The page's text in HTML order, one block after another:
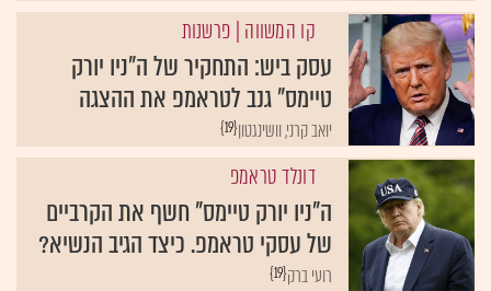
קו המשווה | פרשנות
עסק ביש: התחקיר של ה"ניו יורק
טיימס" גנב לטראמפ את ההצגה
{19}יואב קרני, וושינגטון
דונלד טראמפ
ה"ניו יורק טיימס" חשף את הקרביים
של עסקי טראמפ. כיצד הגיב הנשיא?
{19}רועי ברק